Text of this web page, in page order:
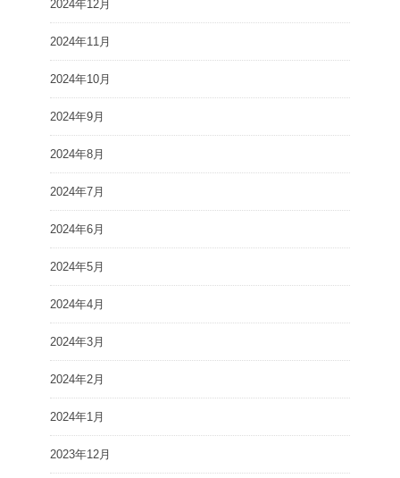
2024年12月
2024年11月
2024年10月
2024年9月
2024年8月
2024年7月
2024年6月
2024年5月
2024年4月
2024年3月
2024年2月
2024年1月
2023年12月